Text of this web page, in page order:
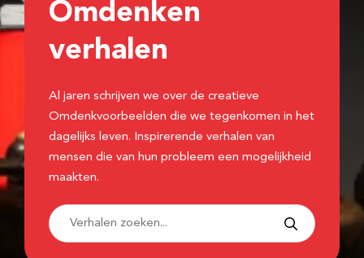
Omdenken
verhalen
Al jaren schrijven we over de creatieve
Omdenkvoorbeelden die we tegenkomen in het
dagelijks leven. Inspirerende verhalen van
mensen die van hun probleem een mogelijkheid
maakten.